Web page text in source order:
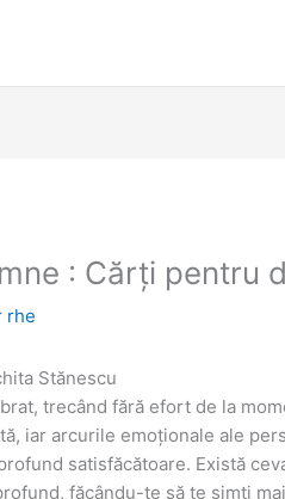
: Cărți pentru
rhe
Stănescu
trecând fără efort de la
iar arcurile emoționale ale
satisfăcătoare. Există
făcându-te să te simți